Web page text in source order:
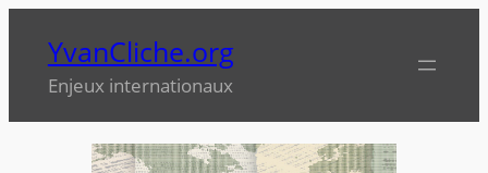
contenu
YvanCliche.org
Enjeux internationaux